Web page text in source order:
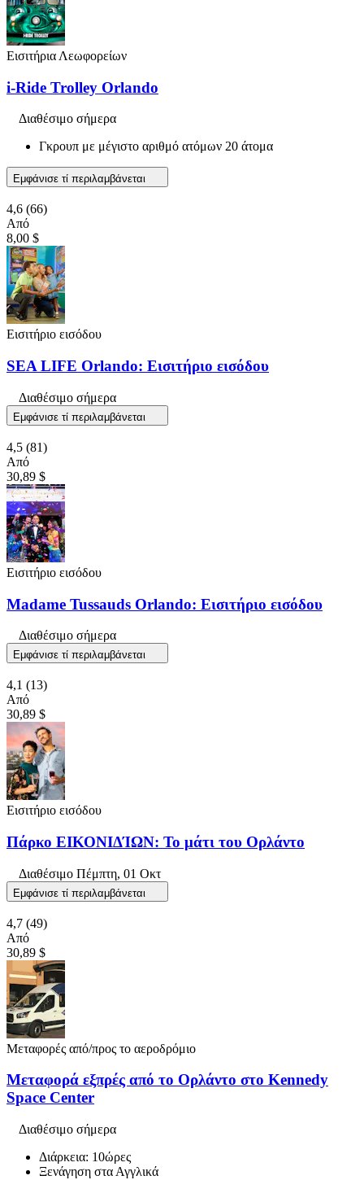
Εισιτήρια Λεωφορείων
i-Ride Trolley Orlando
Διαθέσιμο σήμερα
Γκρουπ με μέγιστο αριθμό ατόμων 20 άτομα
Εμφάνισε τί περιλαμβάνεται
4,6 (66)
Από
8,00 $
Εισιτήριο εισόδου
SEA LIFE Orlando: Εισιτήριο εισόδου
Διαθέσιμο σήμερα
Εμφάνισε τί περιλαμβάνεται
4,5 (81)
Από
30,89 $
Εισιτήριο εισόδου
Madame Tussauds Orlando: Εισιτήριο εισόδου
Διαθέσιμο σήμερα
Εμφάνισε τί περιλαμβάνεται
4,1 (13)
Από
30,89 $
Εισιτήριο εισόδου
Πάρκο ΕΙΚΟΝΙΔΊΩΝ: Το μάτι του Ορλάντο
Διαθέσιμο Πέμπτη, 01 Οκτ
Εμφάνισε τί περιλαμβάνεται
4,7 (49)
Από
30,89 $
Μεταφορές από/προς το αεροδρόμιο
Μεταφορά εξπρές από το Ορλάντο στο Kennedy
Space Center
Διαθέσιμο σήμερα
Διάρκεια: 10ώρες
Ξενάγηση στα Αγγλικά